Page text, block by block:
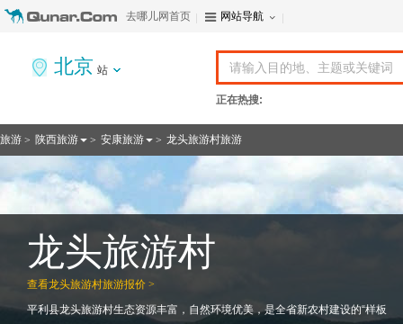
去哪儿网首页 网站导航
北京 站
正在热搜:
旅游 > 陕西旅游 > 安康旅游 > 龙头旅游村旅游
查看龙头旅游村旅游报价 >
龙头旅游村
平利县龙头旅游村生态资源丰富，自然环境优美，是全省新农村建设的“样板